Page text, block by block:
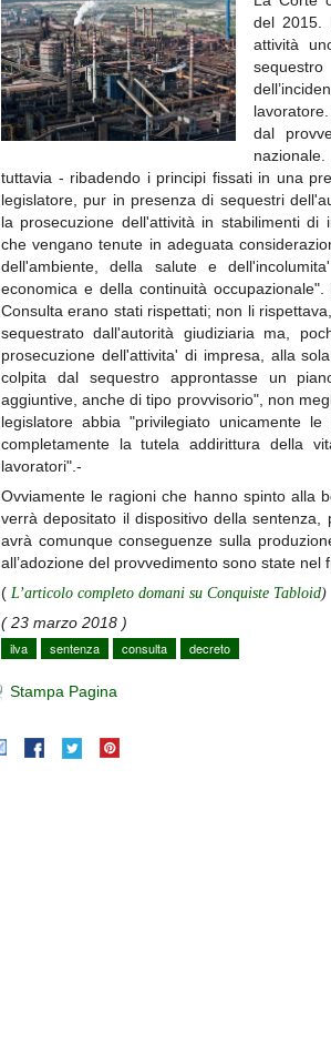
del 2015.
attività
dal
tuttavia - ribadendo i principi fissati in una
legislatore, pur in presenza di sequestri
la prosecuzione dell'attività in stabilimenti
che vengano tenute in adeguata
dell'ambiente, della salute e
economica e della continuità
Consulta erano stati rispettati; non li
sequestrato dall'autorità giudiziaria ma,
prosecuzione dell'attivita' di impresa, alla
colpita dal sequestro approntasse un
aggiuntive, anche di tipo provvisorio", non
legislatore abbia "privilegiato unicamente
completamente la tutela addirittura della
lavoratori".-
Ovviamente le ragioni che hanno spinto alla
verrà depositato il dispositivo della
avrà comunque conseguenze sulla
all’adozione del provvedimento sono state nel
( L’articolo completo domani su Conquiste Tabloid)
( 23 marzo 2018 )
ilva
sentenza consulta decreto
Stampa Pagina